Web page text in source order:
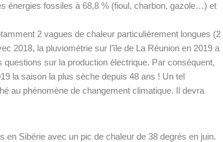
énergies fossiles à 68,8 % (fioul, charbon, gazole…) et
2 vagues de chaleur particulièrement longues (2
2018, la pluviométrie sur l’île de La Réunion en 2019 a
questions sur la production électrique. Par conséquent,
la saison la plus sèche depuis 48 ans ! Un tel
au phénomène de changement climatique. Il devra
Sibérie avec un pic de chaleur de 38 degrés en juin.